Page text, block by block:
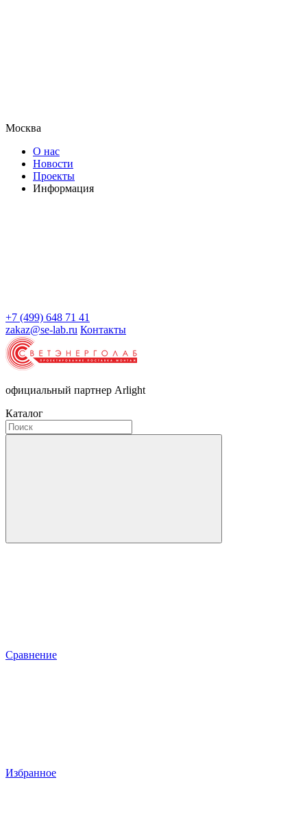
Москва
О нас
Новости
Проекты
Информация
+7 (499) 648 71 41
zakaz@se-lab.ru Контакты
официальный партнер Arlight
Каталог
Сравнение
Избранное